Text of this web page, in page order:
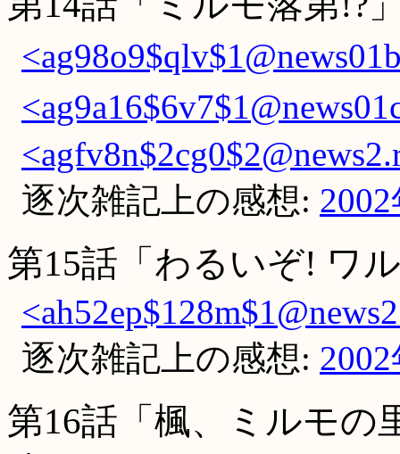
逐次雑記上の感想:
第15話「わるいぞ! ワ
逐次雑記上の感想:
第16話「楓、ミルモ